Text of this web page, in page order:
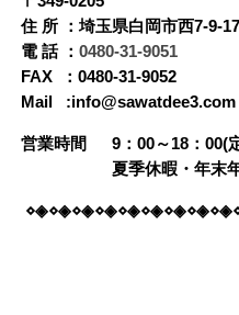
住 所 ：埼玉県白岡市西7-9-17
電 話 ： 0480-31-9051
FAX ：0480-31-9052
Mail :info@sawatdee3.com
営業時間 9：00～18：00(
夏季休暇・年末年